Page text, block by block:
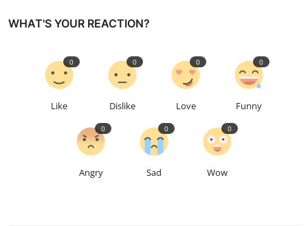
WHAT'S YOUR REACTION?
Like
0
Dislike
0
Love
0
Funny
0
Angry
0
Sad
0
Wow
0